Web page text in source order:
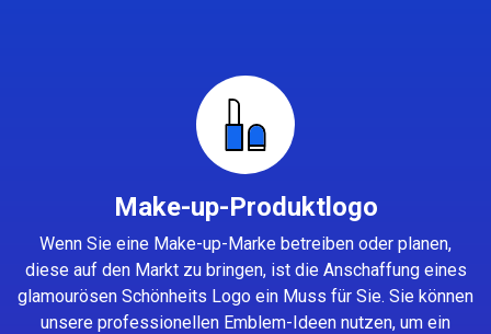
Make-up-Produktlogo
Wenn Sie eine Make-up-Marke betreiben oder planen,
diese auf den Markt zu bringen, ist die Anschaffung eines
glamourösen Schönheits Logo ein Muss für Sie. Sie können
unsere professionellen Emblem-Ideen nutzen, um ein